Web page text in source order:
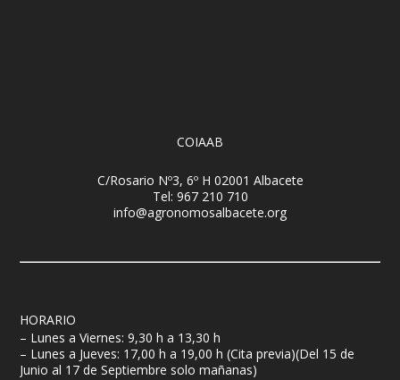
COIAAB
C/Rosario Nº3, 6º H 02001 Albacete
Tel: 967 210 710
info@agronomosalbacete.org
HORARIO
– Lunes a Viernes: 9,30 h a 13,30 h
– Lunes a Jueves: 17,00 h a 19,00 h (Cita previa)(Del 15 de
Junio al 17 de Septiembre solo mañanas)